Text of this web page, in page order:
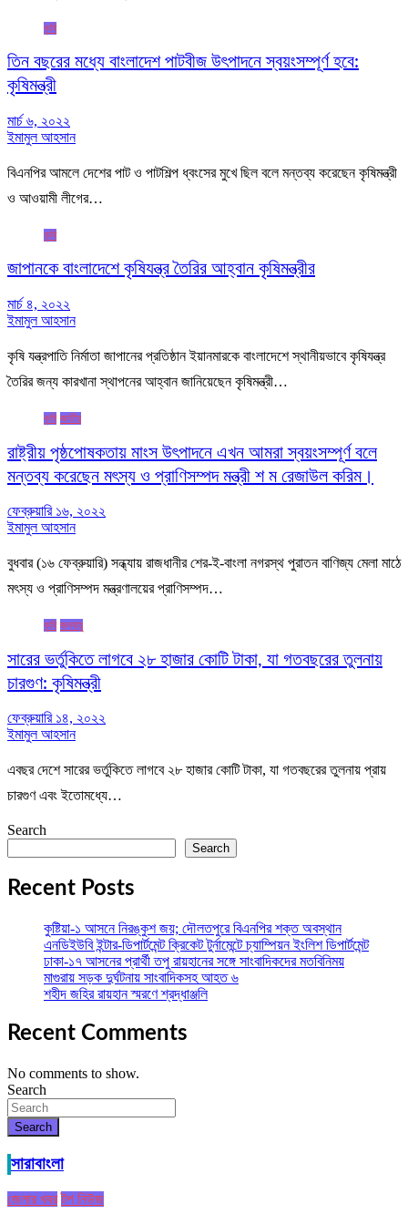
কৃষি
তিন বছরের মধ্যে বাংলাদেশ পাটবীজ উৎপাদনে স্বয়ংসম্পূর্ণ হবে:
কৃষিমন্ত্রী
মার্চ ৬, ২০২২
ইমামুল আহসান
বিএনপির আমলে দেশের পাট ও পাটশিল্প ধ্বংসের মুখে ছিল বলে মন্তব্য করেছেন কৃষিমন্ত্রী
ও আওয়ামী লীগের…
কৃষি
জাপানকে বাংলাদেশে কৃষিযন্ত্র তৈরির আহ্বান কৃষিমন্ত্রীর
মার্চ ৪, ২০২২
ইমামুল আহসান
কৃষি যন্ত্রপাতি নির্মাতা জাপানের প্রতিষ্ঠান ইয়ানমারকে বাংলাদেশে স্থানীয়ভাবে কৃষিযন্ত্র
তৈরির জন্য কারখানা স্থাপনের আহ্বান জানিয়েছেন কৃষিমন্ত্রী…
কৃষি জাতীয়
রাষ্ট্রীয় পৃষ্ঠপোষকতায় মাংস উৎপাদনে এখন আমরা স্বয়ংসম্পূর্ণ বলে
মন্তব্য করেছেন মৎস্য ও প্রাণিসম্পদ মন্ত্রী শ ম রেজাউল করিম।
ফেব্রুয়ারি ১৬, ২০২২
ইমামুল আহসান
বুধবার (১৬ ফেব্রুয়ারি) সন্ধ্যায় রাজধানীর শের-ই-বাংলা নগরস্থ পুরাতন বাণিজ্য মেলা মাঠে
মৎস্য ও প্রাণিসম্পদ মন্ত্রণালয়ের প্রাণিসম্পদ…
কৃষি জলবায়ু
সারের ভর্তুকিতে লাগবে ২৮ হাজার কোটি টাকা, যা গতবছরের তুলনায়
চারগুণ: কৃষিমন্ত্রী
ফেব্রুয়ারি ১৪, ২০২২
ইমামুল আহসান
এবছর দেশে সারের ভর্তুকিতে লাগবে ২৮ হাজার কোটি টাকা, যা গতবছরের তুলনায় প্রায়
চারগুণ এবং ইতোমধ্যে…
Search
Search
Recent Posts
কুষ্টিয়া-১ আসনে নিরঙ্কুশ জয়; দৌলতপুরে বিএনপির শক্ত অবস্থান
এনডিইউবি ইন্টার-ডিপার্টমেন্ট ক্রিকেট টুর্নামেন্টে চ্যাম্পিয়ন ইংলিশ ডিপার্টমেন্ট
ঢাকা-১৭ আসনের প্রার্থী তপু রায়হানের সঙ্গে সাংবাদিকদের মতবিনিময়
মাগুরায় সড়ক দুর্ঘটনায় সাংবাদিকসহ আহত ৬
শহীদ জহির রায়হান স্মরণে শ্রদ্ধাঞ্জলি
Recent Comments
No comments to show.
Search
Search
সারাবাংলা
জেলার খবর টপ নিউজ